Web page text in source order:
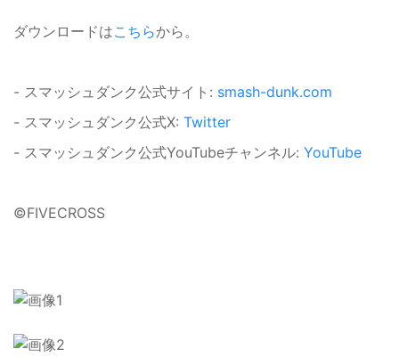
ダウンロードはこちらから。
- スマッシュダンク公式サイト: smash-dunk.com
- スマッシュダンク公式X: Twitter
- スマッシュダンク公式YouTubeチャンネル: YouTube
©FIVECROSS